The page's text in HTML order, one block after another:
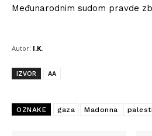
Međunarodnim sudom pravde
Autor: I.K.
IZVOR AA
OZNAKE gaza Madonna